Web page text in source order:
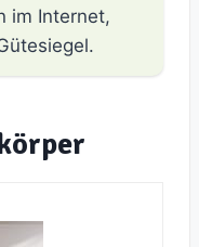
im Internet,